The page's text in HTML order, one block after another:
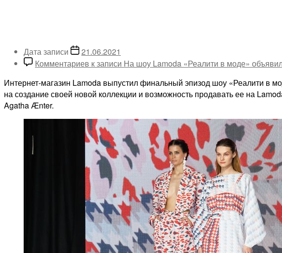
Дата записи
21.06.2021
Комментариев к записи На шоу Lamoda «Реалити в моде»
Интернет-магазин Lamoda выпустил финальный эпизод шоу «Реалити в
на создание своей новой коллекции и возможность продавать ее на
Agatha Ænter.